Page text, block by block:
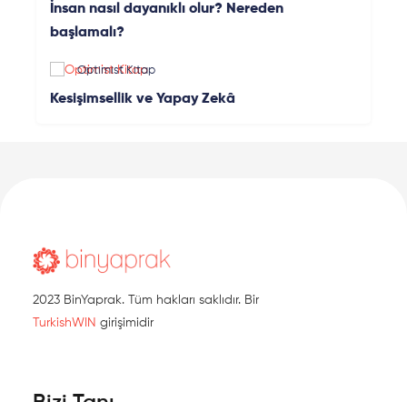
İnsan nasıl dayanıklı olur? Nereden
başlamalı?
Optimist Kitap
Kesişimsellik ve Yapay Zekâ
2023 BinYaprak. Tüm hakları saklıdır. Bir
TurkishWIN girişimidir